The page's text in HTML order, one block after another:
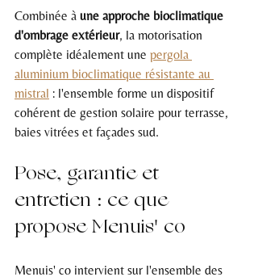
Combinée à une approche bioclimatique
d'ombrage extérieur, la motorisation
complète idéalement une pergola
aluminium bioclimatique résistante au
mistral : l'ensemble forme un dispositif
cohérent de gestion solaire pour terrasse,
baies vitrées et façades sud.
Pose, garantie et
entretien : ce que
propose Menuis' co
Menuis' co intervient sur l'ensemble des